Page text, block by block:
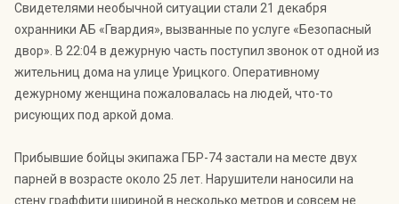
Свидетелями необычной ситуации стали 21 декабря
охранники АБ «Гвардия», вызванные по услуге «Безопасный
двор». В 22:04 в дежурную часть поступил звонок от одной из
жительниц дома на улице Урицкого. Оперативному
дежурному женщина пожаловалась на людей, что-то
рисующих под аркой дома.
Прибывшие бойцы экипажа ГБР-74 застали на месте двух
парней в возрасте около 25 лет. Нарушители наносили на
стену граффити шириной в несколько метров и совсем не